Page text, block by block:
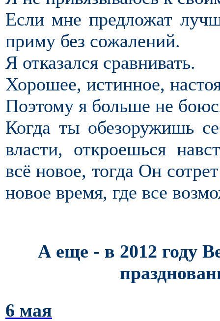
Если мне предложат
приму без сожалений.
Я отказался сравнивать.
Хорошее, истинное,
Поэтому я больше не
Когда ты обезоружишь
власти, откроешься
всё новое, тогда Он
новое время, где все
А еще - в 2012 году
6 мая